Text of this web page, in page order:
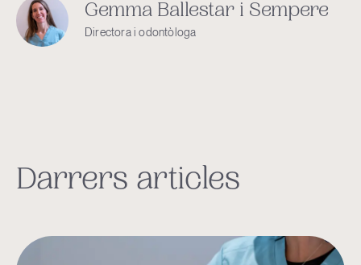
Gemma Ballestar i Sempere
Directora i odontòloga
Darrers articles